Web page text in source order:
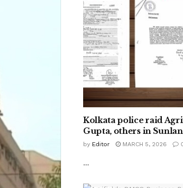
Kolkata police raid
Gupta, others in
by Editor MARCH 5, 2026
...